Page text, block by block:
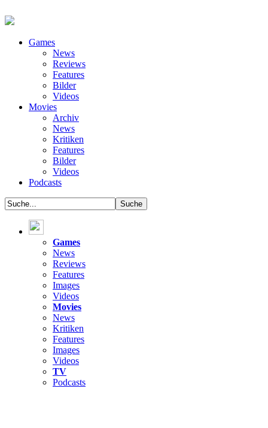
Games
News
Reviews
Features
Bilder
Videos
Movies
Archiv
News
Kritiken
Features
Bilder
Videos
Podcasts
Games
News
Reviews
Features
Images
Videos
Movies
News
Kritiken
Features
Images
Videos
TV
Podcasts